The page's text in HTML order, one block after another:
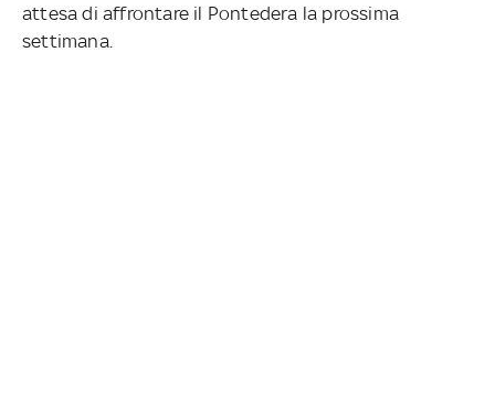
attesa di affrontare il Pontedera la prossima
settimana.